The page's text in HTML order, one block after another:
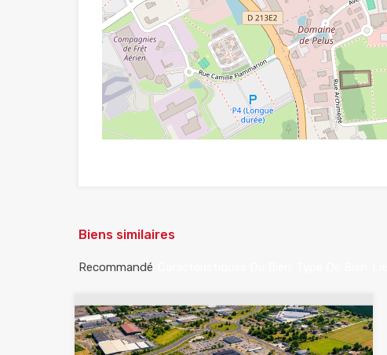
Biens similaires
Recommandé